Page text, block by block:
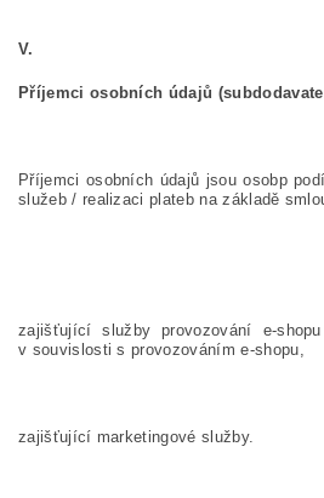
V.
Příjemci osobních údajů
Příjemci osobních údajů jsou osobp
služeb / realizaci plateb na základě
zajišťující služby provozování e-
v souvislosti s provozováním e-shopu,
zajišťující marketingové služby.